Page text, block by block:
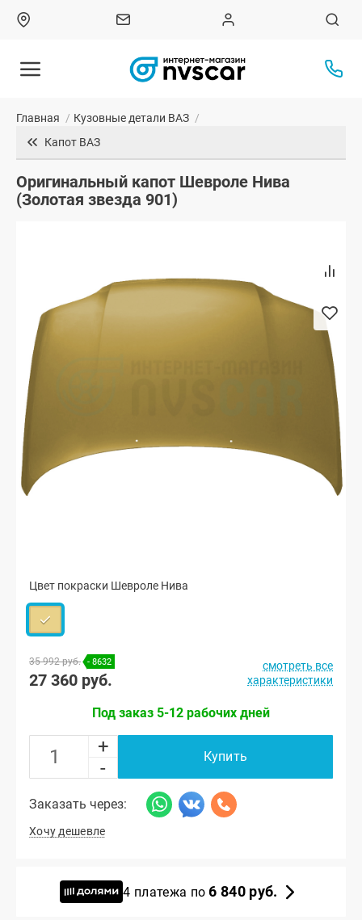
Главная / Кузовные детали ВАЗ /
Капот ВАЗ
Оригинальный капот Шевроле Нива
(Золотая звезда 901)
Цвет покраски Шевроле Нива
35 992 руб. - 8632
27 360 руб.
смотреть все
характеристики
Под заказ 5-12 рабочих дней
+
-
Купить
Заказать через:
Хочу дешевле
4 платежа по6 840 руб.